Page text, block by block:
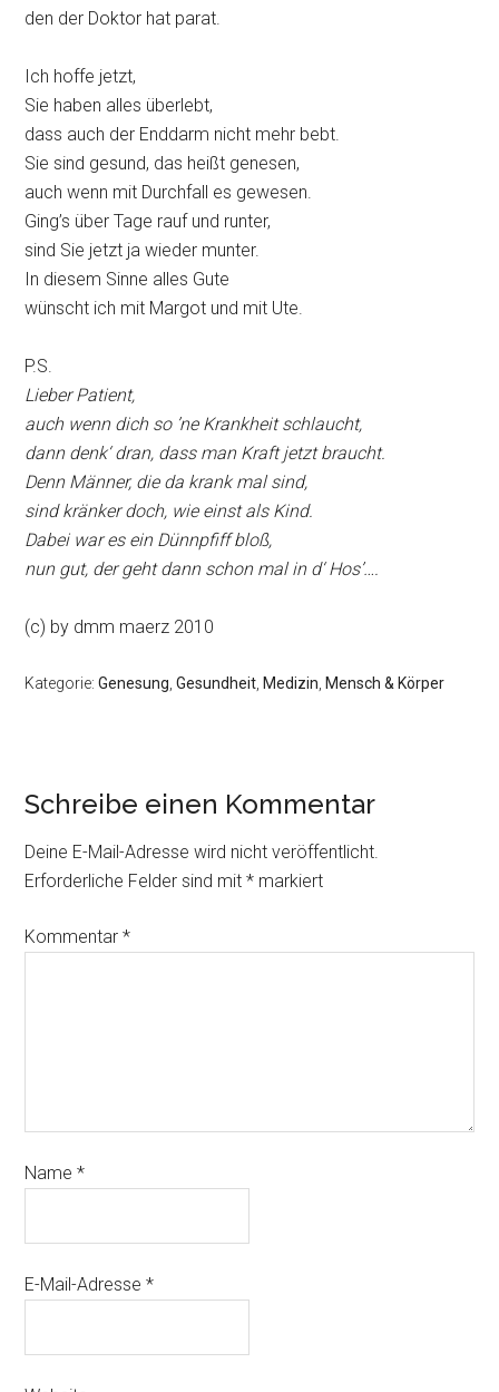
den der Doktor hat parat.
Ich hoffe jetzt,
Sie haben alles überlebt,
dass auch der Enddarm nicht mehr bebt.
Sie sind gesund, das heißt genesen,
auch wenn mit Durchfall es gewesen.
Ging’s über Tage rauf und runter,
sind Sie jetzt ja wieder munter.
In diesem Sinne alles Gute
wünscht ich mit Margot und mit Ute.
P.S.
Lieber Patient,
auch wenn dich so ’ne Krankheit schlaucht,
dann denk‘ dran, dass man Kraft jetzt braucht.
Denn Männer, die da krank mal sind,
sind kränker doch, wie einst als Kind.
Dabei war es ein Dünnpfiff bloß,
nun gut, der geht dann schon mal in d‘ Hos’….
(c) by dmm maerz 2010
Kategorie:Genesung ,Gesundheit Medizin Mensch & Körper
Schreibe einen Kommentar
Deine E-Mail-Adresse wird nicht veröffentlicht.
Erforderliche Felder sind mit* markiert
Kommentar*
Name*
E-Mail-Adresse*